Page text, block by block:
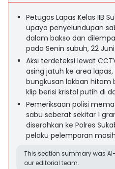
Petugas Lapas Kelas IIB
upaya penyelundupan
dalam bakso dan
pada Senin subuh, 22
Aksi terdeteksi lewat
asing jatuh ke area
bungkusan lakban hitam
klip berisi kristal putih di
Pemeriksaan polisi
sabu seberat sekitar 1
diserahkan ke Polres
pelaku pelemparan
This section summary was
our editorial team.